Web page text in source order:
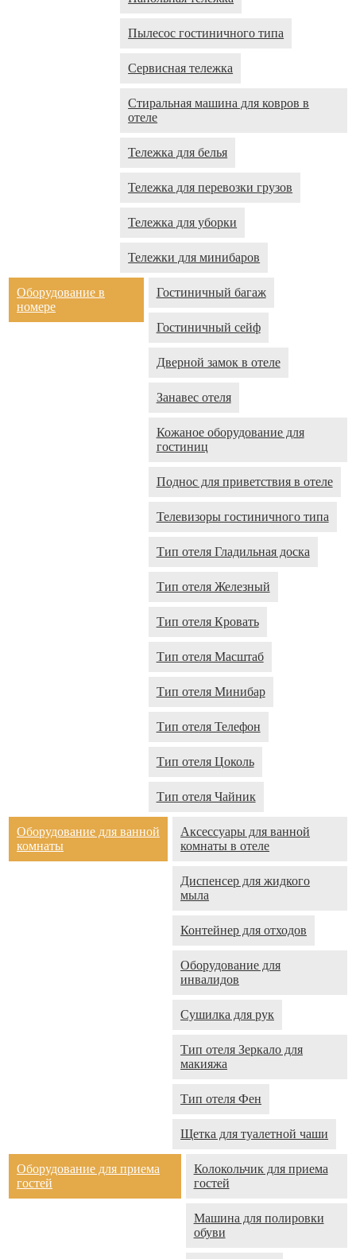
Пылесос гостиничного типа
Сервисная тележка
Стиральная машина для ковров в
отеле
Тележка для белья
Тележка для перевозки грузов
Тележка для уборки
Тележки для минибаров
Оборудование в
номере
Гостиничный багаж
Гостиничный сейф
Дверной замок в отеле
Занавес отеля
Кожаное оборудование для
гостиниц
Поднос для приветствия в отеле
Телевизоры гостиничного типа
Тип отеля Гладильная доска
Тип отеля Железный
Тип отеля Кровать
Тип отеля Масштаб
Тип отеля Минибар
Тип отеля Телефон
Тип отеля Цоколь
Тип отеля Чайник
Оборудование для ванной
комнаты
Аксессуары для ванной
комнаты в отеле
Диспенсер для жидкого
мыла
Контейнер для отходов
Оборудование для
инвалидов
Сушилка для рук
Тип отеля Зеркало для
макияжа
Тип отеля Фен
Щетка для туалетной чаши
Оборудование для приема
гостей
Колокольчик для приема
гостей
Машина для полировки
обуви